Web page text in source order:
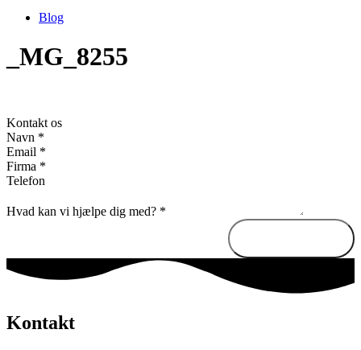
Blog
_MG_8255
Kontakt os
Navn *
Email *
Firma *
Telefon
Hvad kan vi hjælpe dig med? *
Kontakt